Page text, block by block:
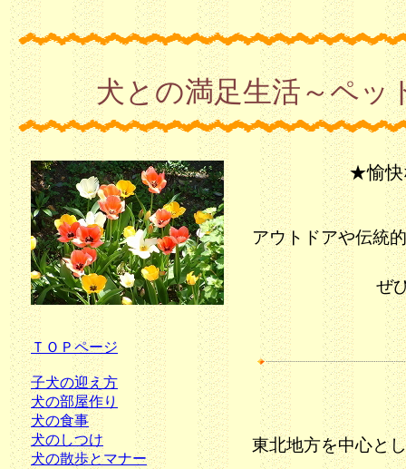
犬との満足生活～ペッ
★愉快
アウトドアや伝統
ぜ
東北地方を中心と
ＴＯＰページ
子犬の迎え方
犬の部屋作り
犬の食事
犬のしつけ
犬の散歩とマナー